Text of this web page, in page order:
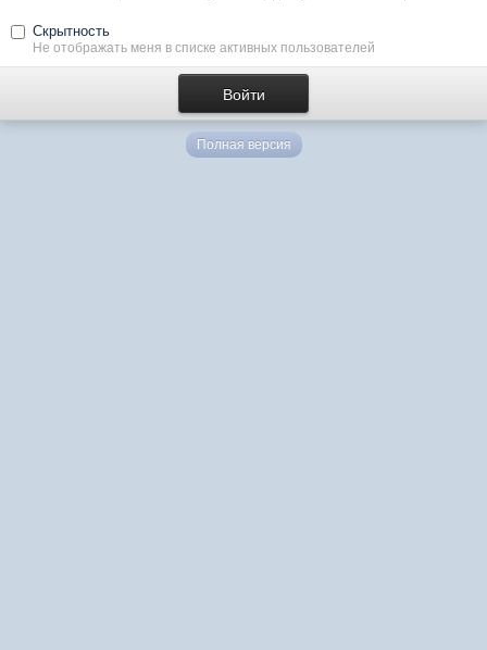
Скрытность
Не отображать меня в списке активных пользователей
Полная версия